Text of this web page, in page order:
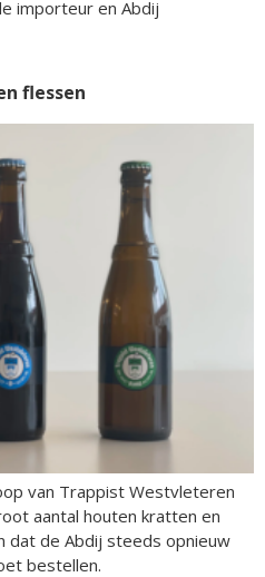
importeur en Abdij
flessen
van Trappist Westvleteren
aantal houten kratten en
dat de Abdij steeds opnieuw
bestellen.